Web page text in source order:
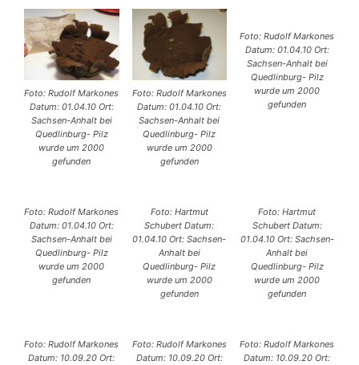
Foto: Rudolf Markones
Datum: 01.04.10 Ort:
Sachsen-Anhalt bei
Quedlinburg- Pilz
wurde um 2000
gefunden
Foto: Rudolf Markones
Datum: 01.04.10 Ort:
Sachsen-Anhalt bei
Quedlinburg- Pilz
wurde um 2000
gefunden
Foto: Rudolf Markones
Datum: 01.04.10 Ort:
Sachsen-Anhalt bei
Quedlinburg- Pilz
wurde um 2000
gefunden
Foto: Rudolf Markones
Datum: 01.04.10 Ort:
Sachsen-Anhalt bei
Quedlinburg- Pilz
wurde um 2000
gefunden
Foto: Hartmut
Schubert Datum:
01.04.10 Ort: Sachsen-
Anhalt bei
Quedlinburg- Pilz
wurde um 2000
gefunden
Foto: Hartmut
Schubert Datum:
01.04.10 Ort: Sachsen-
Anhalt bei
Quedlinburg- Pilz
wurde um 2000
gefunden
Foto: Rudolf Markones
Datum: 10.09.20 Ort:
Foto: Rudolf Markones
Datum: 10.09.20 Ort:
Foto: Rudolf Markones
Datum: 10.09.20 Ort: